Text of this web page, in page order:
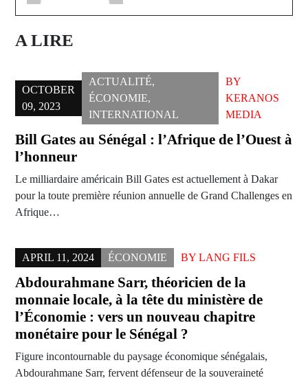
A LIRE
OCTOBER
09, 2023
ACTUALITÉ,
ÉCONOMIE,
INTERNATIONAL
BY
KERANOS
MEDIA
Bill Gates au Sénégal : l’Afrique de l’Ouest à
l’honneur
Le milliardaire américain Bill Gates est actuellement à Dakar
pour la toute première réunion annuelle de Grand Challenges en
Afrique…
APRIL 11, 2024 ÉCONOMIE BY LANG FILS
Abdourahmane Sarr, théoricien de la
monnaie locale, à la tête du ministère de
l’Économie : vers un nouveau chapitre
monétaire pour le Sénégal ?
Figure incontournable du paysage économique sénégalais,
Abdourahmane Sarr, fervent défenseur de la souveraineté